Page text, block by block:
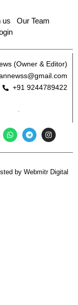
us
Our Team
(Owner & Editor)
+91 9244789422
by Webmitr Digital